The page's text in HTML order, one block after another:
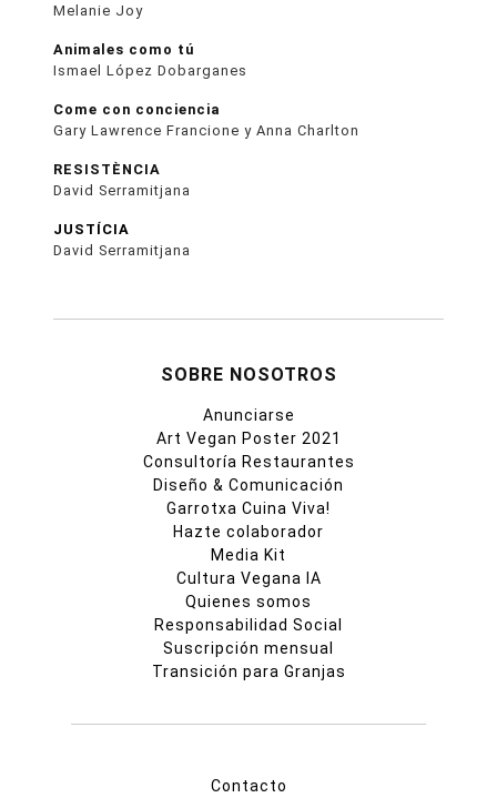
Melanie Joy
Animales como tú
Ismael López Dobarganes
Come con conciencia
Gary Lawrence Francione y Anna Charlton
RESISTÈNCIA
David Serramitjana
JUSTÍCIA
David Serramitjana
SOBRE NOSOTROS
Anunciarse
Art Vegan Poster 2021
Consultoría Restaurantes
Diseño & Comunicación
Garrotxa Cuina Viva!
Hazte colaborador
Media Kit
Cultura Vegana IA
Quienes somos
Responsabilidad Social
Suscripción mensual
Transición para Granjas
Contacto